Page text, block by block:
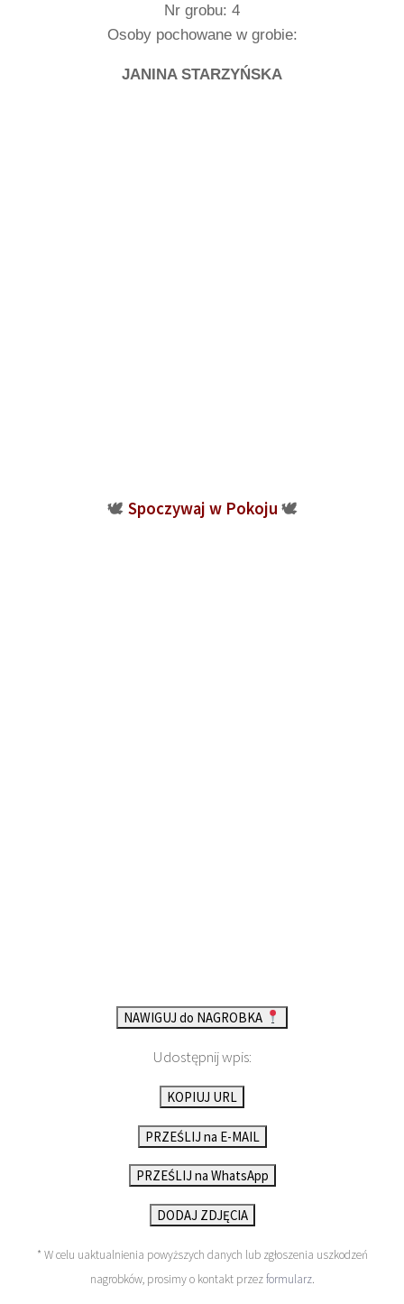
Nr grobu: 4
Osoby pochowane w grobie:
JANINA STARZYŃSKA
🕊 Spoczywaj w Pokoju 🕊
NAWIGUJ do NAGROBKA
Udostępnij wpis:
KOPIUJ URL
PRZEŚLIJ na E-MAIL
PRZEŚLIJ na WhatsApp
DODAJ ZDJĘCIA
* W celu uaktualnienia powyższych danych lub zgłoszenia uszkodzeń
nagrobków, prosimy o kontakt przezformularz.